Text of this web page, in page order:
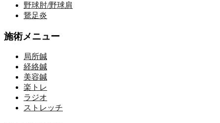
野球肘/野球肩
鵞足炎
施術メニュー
局所鍼
経絡鍼
美容鍼
楽トレ
ラジオ
ストレッチ